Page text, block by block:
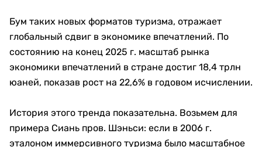
Бум таких новых форматов туризма, отражает
глобальный сдвиг в экономике впечатлений. По
состоянию на конец 2025 г. масштаб рынка
экономики впечатлений в стране достиг 18,4 трлн
юаней, показав рост на 22,6% в годовом исчислении.
История этого тренда показательна. Возьмем для
примера Сиань пров. Шэньси: если в 2006 г.
эталоном иммерсивного туризма было масштабное